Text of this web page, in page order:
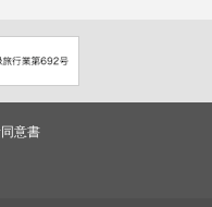
意書